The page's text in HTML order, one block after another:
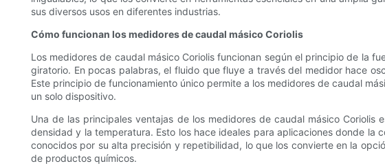
sus diversos usos en diferentes industrias.
Cómo funcionan los medidores de caudal másico Coriolis
Los medidores de caudal másico Coriolis funcionan según el principio de la
giratorio. En pocas palabras, el fluido que fluye a través del medidor hace
Este principio de funcionamiento único permite a los medidores de caudal
un solo dispositivo.
Una de las principales ventajas de los medidores de caudal másico
densidad y la temperatura. Esto los hace ideales para aplicaciones donde la
conocidos por su alta precisión y repetibilidad, lo que los convierte en la
de productos químicos.